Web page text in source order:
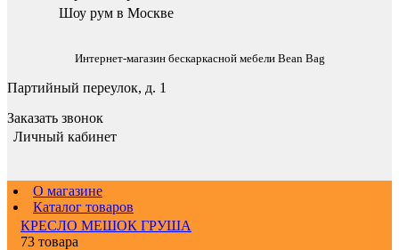
Шоу рум в Москве
Интернет-магазин бескаркасной мебели Bean Bag
Партийный переулок, д. 1
Заказать звонок
Личный кабинет
О магазине
Каталог товаров
КРЕСЛО МЕШОК ГРУША
73 товара